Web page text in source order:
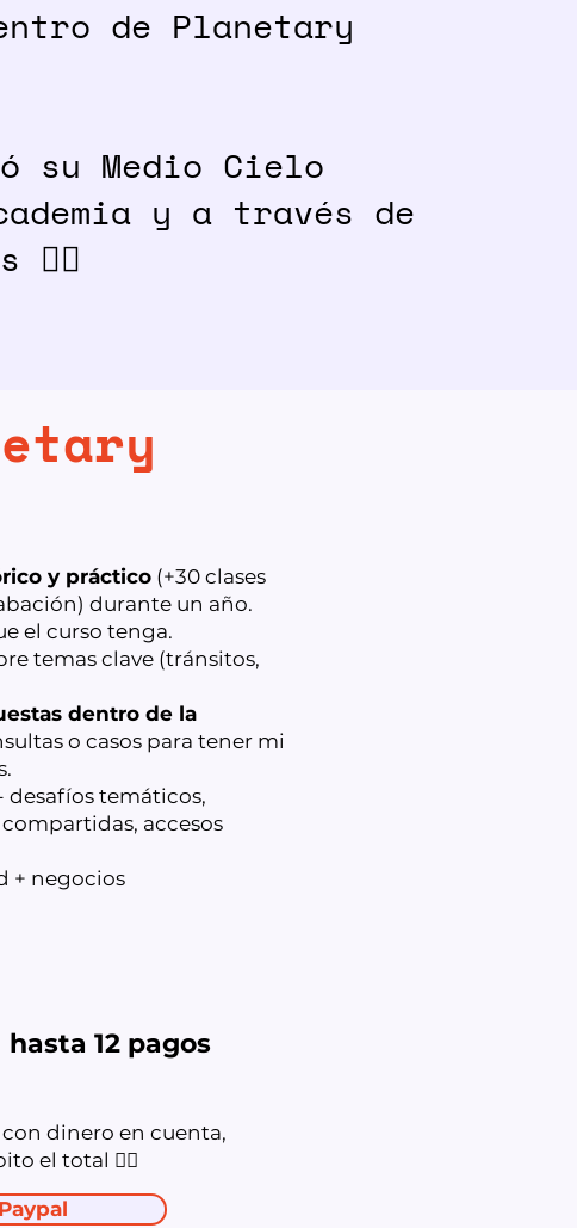
de Planetary
su Medio Cielo
y a través de
❤️‍🔥
y práctico (+30 clases
durante un año.
el curso tenga.
temas clave (tránsitos,
dentro de la
o casos para tener mi
desafíos temáticos,
accesos
+ negocios
hasta 12 pagos
dinero en cuenta,
el total 👇🏻